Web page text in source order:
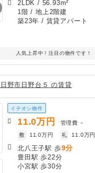
2LDK / 56.93m²
1階 / 地上2階建
築23年 / 賃貸アパート
人気上昇中！注目の物件です！
野市日野台５ の賃貸
イチオシ物件
11.0万円 管理費 －
敷
11.0万円 礼 11.0万円
北八王子駅 歩9分
豊田駅 歩22分
小宮駅 歩30分